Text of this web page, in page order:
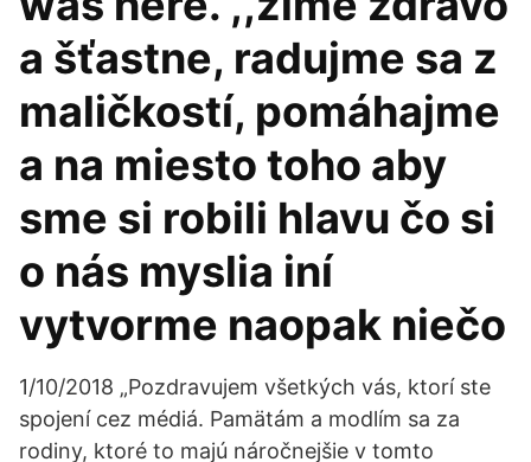
a šťastne, radujme sa z
maličkostí, pomáhajme
a na miesto toho aby
sme si robili hlavu čo si
o nás myslia iní
vytvorme naopak niečo
1/10/2018 „Pozdravujem všetkých vás, ktorí ste
spojení cez médiá. Pamätám a modlím sa za
rodiny, ktoré to majú náročnejšie v tomto